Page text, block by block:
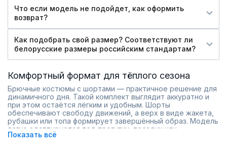
Что если модель не подойдет, как оформить
возврат?
Как подобрать свой размер? Соответствуют ли
белорусские размеры российским стандартам?
Комфортный формат для тёплого сезона
Брючные костюмы с шортами — практичное решение для
динамичного дня. Такой комплект выглядит аккуратно и
при этом остаётся лёгким и удобным. Шорты
обеспечивают свободу движений, а верх в виде жакета,
рубашки или топа формирует завершённый образ. Модель
легко адаптируется под прогулки, поездки или
неформальные встречи, особенно в тёплую погоду.
Показать всё